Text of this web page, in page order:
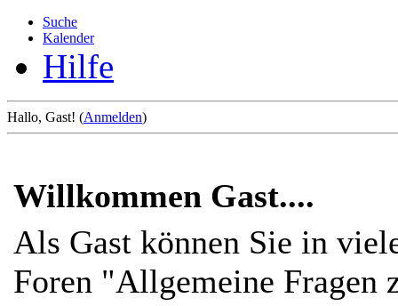
Suche
Kalender
Hilfe
Hallo, Gast! (Anmelden)
Willkommen Gast....
Als Gast können Sie in
Foren "Allgemeine